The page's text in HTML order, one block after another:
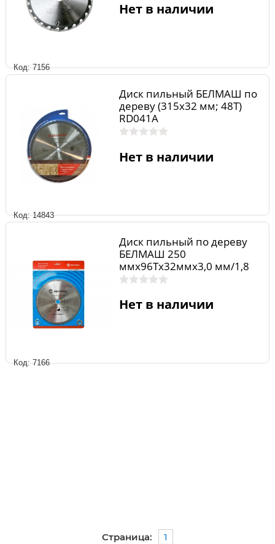
Код: 7156
Нет в наличии
Код: 14843
Диск пильный БЕЛМАШ по
дереву (315х32 мм; 48Т)
RD041A
Нет в наличии
Код: 7166
Диск пильный по дереву
БЕЛМАШ 250
ммх96Тх32ммх3,0 мм/1,8
мм. по ламинату
Нет в наличии
Страница: 1